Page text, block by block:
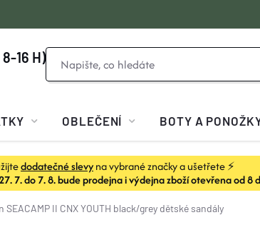
dodatečné slevyna vybrané značky a ušetřete ⚡
7. do 7. 8. bude prodejna i výdejna zboží otevřena od 8
16 H)
OBLEČENÍ BOTY A
SEACAMP II CNX YOUTH black/grey dětské sandály